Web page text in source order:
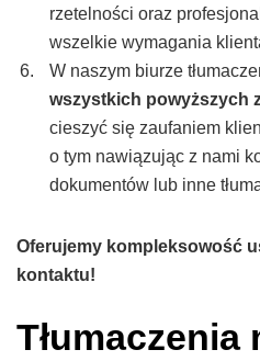
rzetelności oraz
wszelkie wymagania
W naszym biurze
wszystkich powyższych
cieszyć się zaufaniem
o tym nawiązując z nami
dokumentów lub inne
Oferujemy kompleksowość
kontaktu!
Tłumaczenia